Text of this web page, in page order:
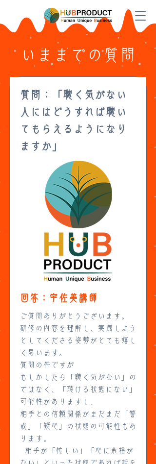
いままでの質問
質問：「聴く気がない
人にはどうすれば聴い
てもらえるようになり
ますか」
回答：宇佐美講師
ご質問ありがとうございます。
研修の内容を理解し、実践しよう
としてくださる姿勢がとても嬉し
く思います。
質問の件ですが
もしかしたら「聴く気がない」の
ではなく、「聴ける状態にない」
可能性がありますし、
相手との信頼関係がまだまだ「警
戒」「疑心」の状態の可能性もあ
ります。
相手が「忙しい」「心に余裕が